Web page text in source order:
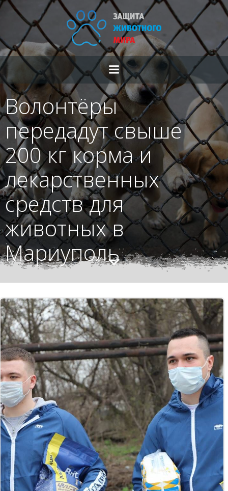
Перейти
к
содержимому
Волонтёры
передадут свыше
200 кг корма и
лекарственных
средств для
животных в
Мариуполь